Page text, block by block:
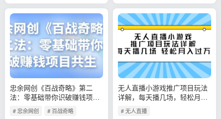
忠余网创《百战奇略》第二
法：零基础带你识破赚钱项目
共生
# 忠余网创 # 百战奇略
无人直播小游戏推广项目玩法
详解，每天播几场，轻松月入
一万+
# 无人直播